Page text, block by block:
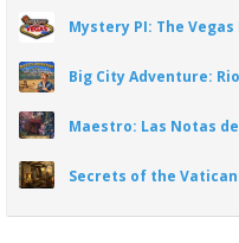
Mystery PI: The Vegas
Big City Adventure:
Maestro: Las Notas
Secrets of the